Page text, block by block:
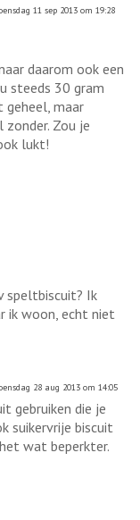
11 sep 2013 om 19:28
daarom ook een
steeds 30 gram
geheel, maar
Zou je
lukt!
speltbiscuit? Ik
ik woon, echt niet
28 aug 2013 om 14:05
gebruiken die je
suikervrije biscuit
wat beperkter.